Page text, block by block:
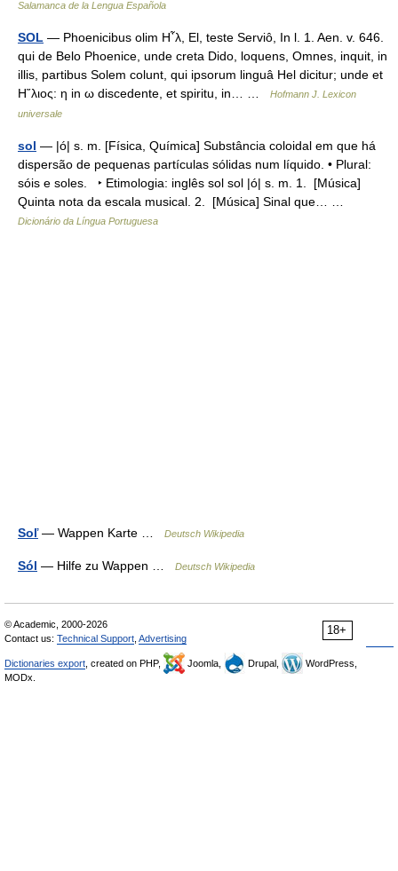
Salamanca de la Lengua Española
SOL — Phoenicibus olim Η῏λ, El, teste Serviô, In l. 1. Aen. v. 646.
qui de Belo Phoenice, unde creta Dido, loquens, Omnes, inquit, in
illis, partibus Solem colunt, qui ipsorum linguâ Hel dicitur; unde et
Η῞λιος: η in ω discedente, et spiritu, in… …
Hofmann J. Lexicon
universale
sol — |ó| s. m. [Física, Química] Substância coloidal em que há
dispersão de pequenas partículas sólidas num líquido. • Plural:
sóis e soles. ‣ Etimologia: inglês sol sol |ó| s. m. 1. [Música]
Quinta nota da escala musical. 2. [Música] Sinal que… …
Dicionário da Língua Portuguesa
Soľ— Wappen Karte … Deutsch Wikipedia
Sól — Hilfe zu Wappen … Deutsch Wikipedia
18+
© Academic, 2000-2026
Contact us: Technical Support Advertising
Dictionaries export , created on PHP, Joomla, Drupal,
WordPress,
MODx.